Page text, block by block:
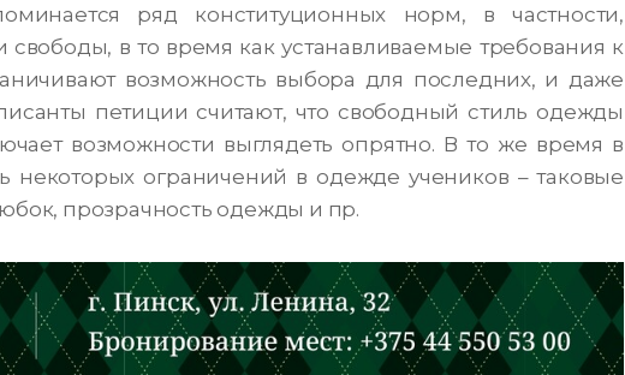
ряд конституционных норм, в частности,
в то время как устанавливаемые требования к
возможность выбора для последних, и даже
петиции считают, что свободный стиль одежды
возможности выглядеть опрятно. В то же время в
некоторых ограничений в одежде учеников – таковые
прозрачность одежды и пр.